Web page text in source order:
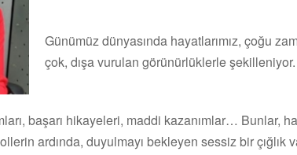
Günümüz dünyasında hayatlarımız, çoğu
çok, dışa vurulan görünürlüklerle şekilleniyor.
başarı hikayeleri, maddi kazanımlar… Bunlar,
ardında, duyulmayı bekleyen sessiz bir çığlık